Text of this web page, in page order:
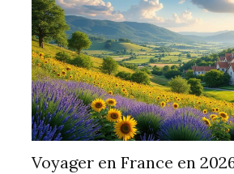
Voyager en France en